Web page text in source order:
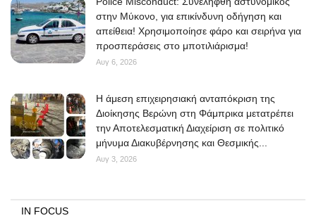
στην Μύκονο, για επικίνδυνη οδήγηση και
απείθεια! Χρησιμοποίησε φάρο και σειρήνα για
προσπεράσεις στο μποτιλιάρισμα!
Αυγ 6, 2026
Η άμεση επιχειρησιακή ανταπόκριση της
Διοίκησης Βερώνη στη Φάμπρικα μετατρέπει
την Αποτελεσματική Διαχείριση σε πολιτικό
μήνυμα Διακυβέρνησης και Θεσμικής...
Αυγ 3, 2026
IN FOCUS